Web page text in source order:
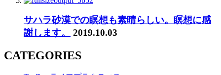
サハラ砂漠での瞑想も素晴らしい。瞑想に感
謝します。
2019.10.03
CATEGORIES